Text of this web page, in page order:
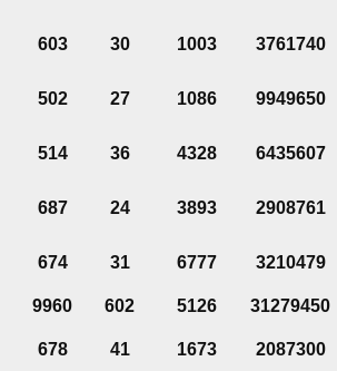
603 30 1003 3761740
502 27 1086 9949650
514 36 4328 6435607
687 24 3893 2908761
674 31 6777 3210479
9960 602 5126
31279450
678 41 1673 2087300